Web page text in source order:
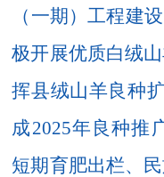
（一期）工程建设
极开展优质白绒
挥县绒山羊良种
成2025年良种推
短期育肥出栏、